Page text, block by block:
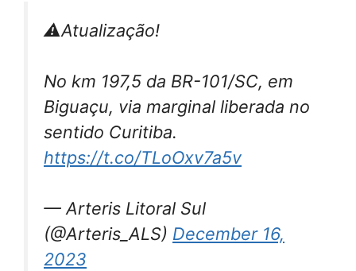
⚠️Atualização!
No km 197,5 da BR-101/SC, em
Biguaçu, via marginal liberada no
sentido Curitiba.
https://t.co/TLoOxv7a5v
— Arteris Litoral Sul
(@Arteris_ALS) December 16,
2023